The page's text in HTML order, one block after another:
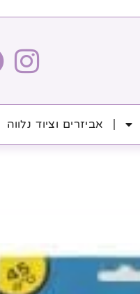
אביזרים וציוד נלווה